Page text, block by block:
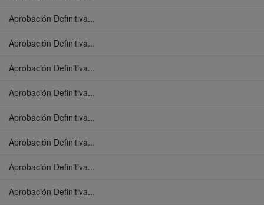
Aprobación Definitiva...
Aprobación Definitiva...
Aprobación Definitiva...
Aprobación Definitiva...
Aprobación Definitiva...
Aprobación Definitiva...
Aprobación Definitiva...
Aprobación Definitiva...